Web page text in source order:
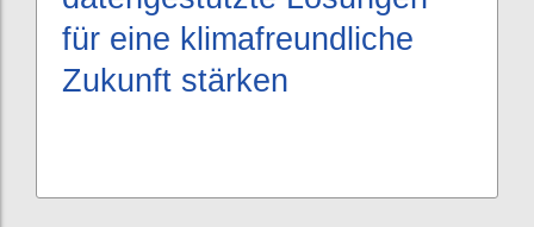
für eine klimafreundliche
Zukunft stärken